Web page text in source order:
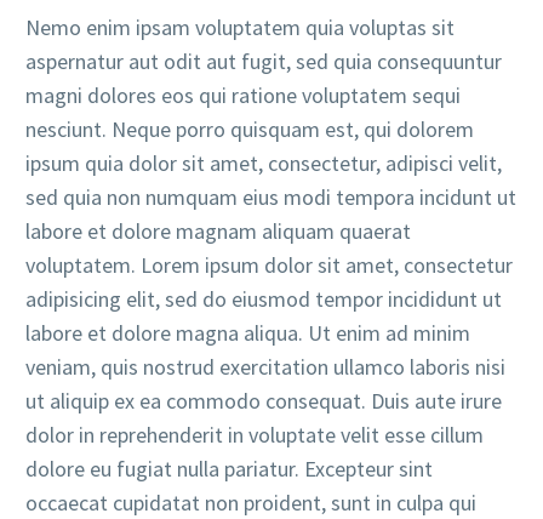
Nemo enim ipsam voluptatem quia voluptas sit
aspernatur aut odit aut fugit, sed quia consequuntur
magni dolores eos qui ratione voluptatem sequi
nesciunt. Neque porro quisquam est, qui dolorem
ipsum quia dolor sit amet, consectetur, adipisci velit,
sed quia non numquam eius modi tempora incidunt ut
labore et dolore magnam aliquam quaerat
voluptatem. Lorem ipsum dolor sit amet, consectetur
adipisicing elit, sed do eiusmod tempor incididunt ut
labore et dolore magna aliqua. Ut enim ad minim
veniam, quis nostrud exercitation ullamco laboris nisi
ut aliquip ex ea commodo consequat. Duis aute irure
dolor in reprehenderit in voluptate velit esse cillum
dolore eu fugiat nulla pariatur. Excepteur sint
occaecat cupidatat non proident, sunt in culpa qui